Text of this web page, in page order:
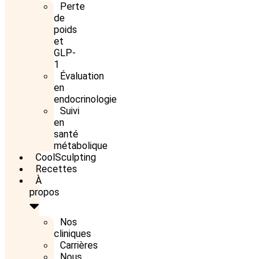
Perte
de
poids
et
GLP-
1
Évaluation
en
endocrinologie
Suivi
en
santé
métabolique
CoolSculpting
Recettes
À
propos
Nos
cliniques
Carrières